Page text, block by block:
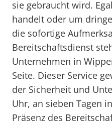
sie gebraucht wird.
handelt oder um
die sofortige
Bereitschaftsdienst
Unternehmen in
Seite. Dieser Service
der Sicherheit und
Uhr, an sieben Tagen
Präsenz des